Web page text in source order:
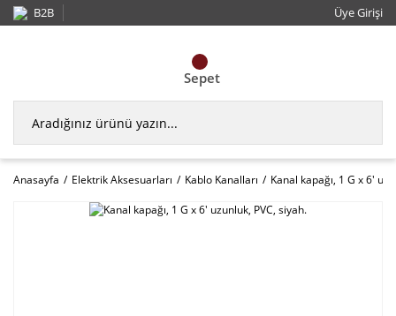
B2B Üye Girişi
Sepet
Anasayfa Elektrik Aksesuarları Kablo Kanalları Kanal kapağı, 1 G x 6'